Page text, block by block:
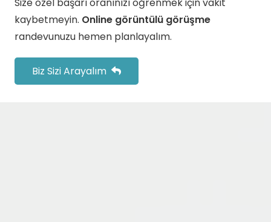
kaybetmeyin. Online görüntülü görüşme
randevunuzu hemen planlayalım.
Biz Sizi Arayalım